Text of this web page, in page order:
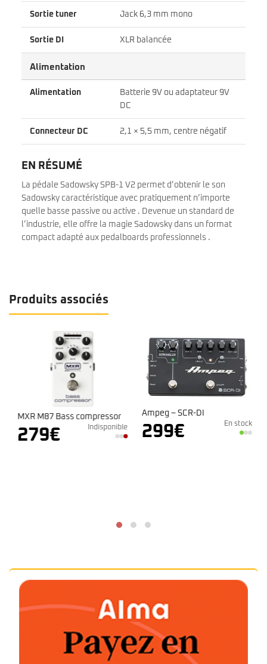
Sortie tuner Jack 6,3 mm mono
Sortie DI XLR balancée
Alimentation
Alimentation
Batterie 9V ou adaptateur 9V
DC
Connecteur DC 2,1 × 5,5 mm, centre négatif
EN RÉSUMÉ
La pédale Sadowsky SPB-1 V2 permet d’obtenir le son
Sadowsky caractéristique avec pratiquement n’importe
quelle basse passive ou active . Devenue un standard de
l’industrie, elle offre la magie Sadowsky dans un format
compact adapté aux pedalboards professionnels .
Produits associés
MXR M87 Bass compressor
279€ Indisponible
Ampeg – SCR-DI
299€ En stock